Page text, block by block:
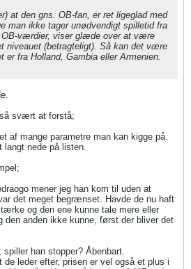
at den gns. OB-fan, er ret ligeglad med
man ikke tager unødvendigt spilletid fra
OB-værdier, viser glæde over at være
niveauet (betragteligt). Så kan det være
er fra Holland, Gambia eller Armenien.
svært at forstå;
af mange parametre man kan kigge på.
nede på listen.
mener jeg han kom til uden at
det meget begrænset. Havde de nu haft
og den ene kunne tale mere eller
den anden ikke kunne, først der bliver det
han stopper? Åbenbart.
de leder efter, prisen er vel også et plus i